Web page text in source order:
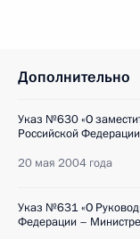
Дополнительно
Указ №630 «О
Российской
20 мая 2004 года
Указ №631 «О
Федерации –